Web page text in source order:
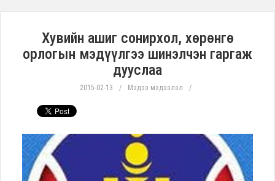
Хувийн ашиг сонирхол, хөрөнгө
орлогын мэдүүлгээ шинэлчэн гаргаж
дууслаа
2015-02-13 Мэдээ мэдээлэл